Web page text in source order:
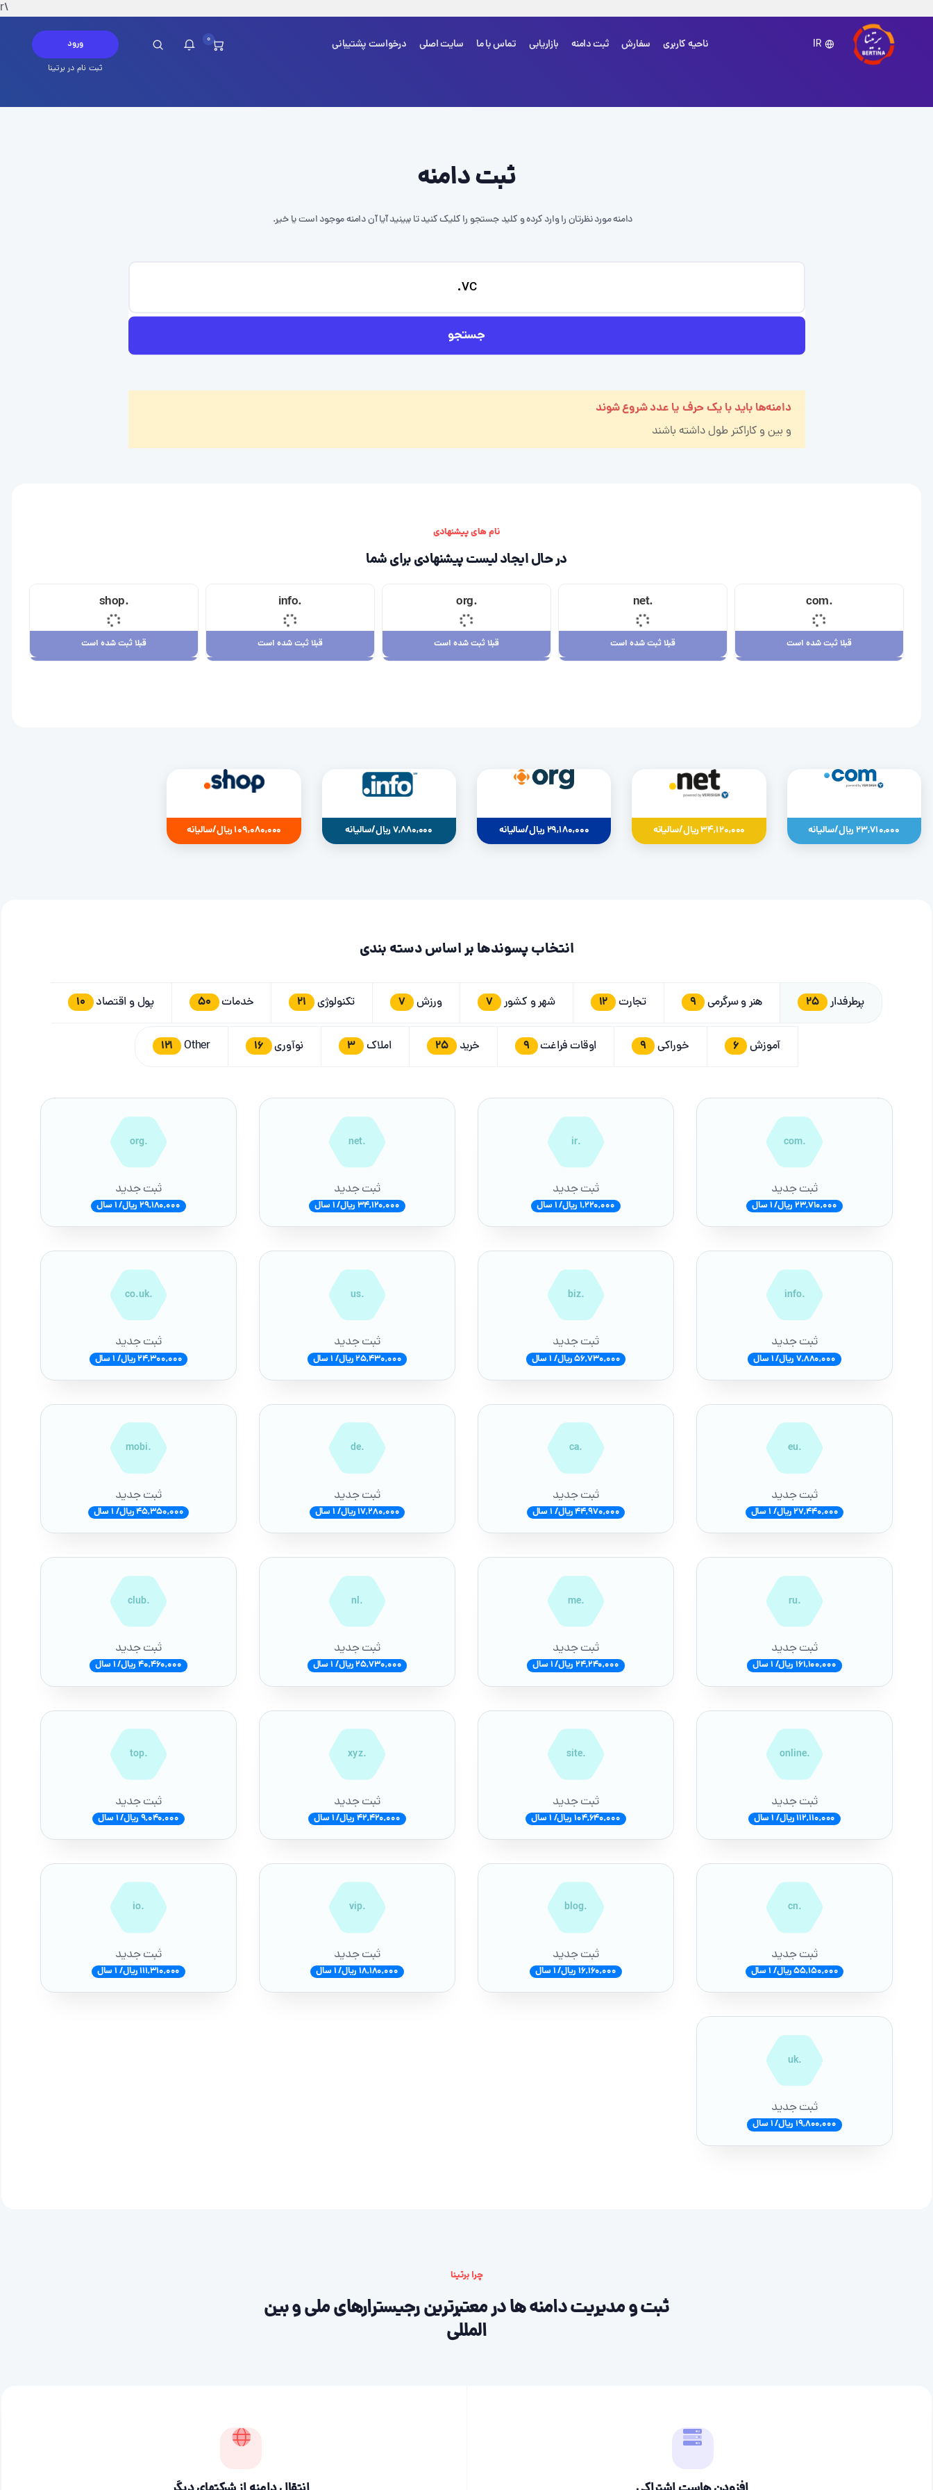
\r
IR ناحیه کاربری سفارش ثبت دامنه بازاریابی تماس با ما سایت اصلی درخواست پشتیبانی 0 ورود
ثبت نام در برتینا
ثبت دامنه
دامنه مورد نظرتان را وارد کرده و کلید جستجو را کلیک کنید تا ببینید آیا آن دامنه موجود است یا خیر.
جستجو
دامنه‌ها باید با یک حرف یا عدد شروع شوند
و بین وکاراکتر طول داشته باشند
نام های پیشنهادی
در حال ایجاد لیست پیشنهادی برای شما
.com
قبلا ثبت شده است
.net
قبلا ثبت شده است
.org
قبلا ثبت شده است
.info
قبلا ثبت شده است
.shop
قبلا ثبت شده است
23,710,000 ریال/سالیانه 34,120,000 ریال/سالیانه 29,180,000 ریال/سالیانه 7,880,000 ریال/سالیانه 109,080,000 ریال/سالیانه
انتخاب پسوندها بر اساس دسته بندی
پرطرفدار 25 هنر و سرگرمی 9 تجارت 12 شهر و کشور 7 ورزش 7 تکنولوژی 21 خدمات 50 پول و اقتصاد 10
آموزش 6 خوراکی 9 اوقات فراغت 9 خرید 25 املاک 3 نوآوری 16
Other
121
.com
ثبت جدید
23,710,000 ریال/ 1 سال
.ir
ثبت جدید
1,220,000 ریال/ 1 سال
.net
ثبت جدید
34,120,000 ریال/ 1 سال
.org
ثبت جدید
29,180,000 ریال/ 1 سال
.info
ثبت جدید
7,880,000 ریال/ 1 سال
.biz
ثبت جدید
56,730,000 ریال/ 1 سال
.us
ثبت جدید
25,430,000 ریال/ 1 سال
.co.uk
ثبت جدید
24,300,000 ریال/ 1 سال
.eu
ثبت جدید
27,440,000 ریال/ 1 سال
.ca
ثبت جدید
44,970,000 ریال/ 1 سال
.de
ثبت جدید
17,280,000 ریال/ 1 سال
.mobi
ثبت جدید
45,350,000 ریال/ 1 سال
.ru
ثبت جدید
161,100,000 ریال/ 1 سال
.me
ثبت جدید
24,240,000 ریال/ 1 سال
.nl
ثبت جدید
25,730,000 ریال/ 1 سال
.club
ثبت جدید
40,460,000 ریال/ 1 سال
.online
ثبت جدید
112,110,000 ریال/ 1 سال
.site
ثبت جدید
104,640,000 ریال/ 1 سال
.xyz
ثبت جدید
42,420,000 ریال/ 1 سال
.top
ثبت جدید
9,040,000 ریال/ 1 سال
.cn
ثبت جدید
55,150,000 ریال/ 1 سال
.blog
ثبت جدید
16,160,000 ریال/ 1 سال
.vip
ثبت جدید
18,180,000 ریال/ 1 سال
.io
ثبت جدید
111,310,000 ریال/ 1 سال
.uk
ثبت جدید
19,800,000 ریال/ 1 سال
چرا برتینا
ثبت و مدیریت دامنه ها در معتبرترین رجیسترارهای ملی و بین
المللی